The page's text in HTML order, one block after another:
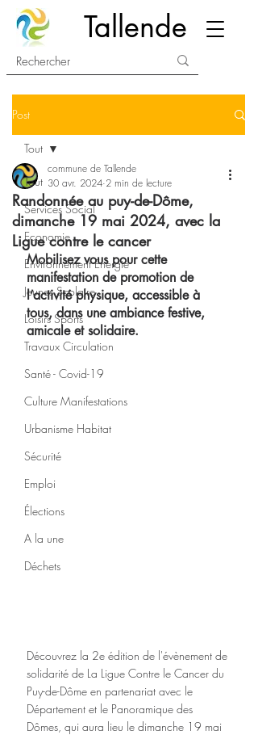
Tallende
Post
Tout
Services Social
Economie
Environnement Energie
Jeunes Scolaire
Loisirs Sports
Travaux Circulation
Santé - Covid-19
Culture Manifestations
Urbanisme Habitat
Sécurité
Emploi
Élections
A la une
Déchets
Tout
Randonnée au puy-de-Dôme,
dimanche 19 mai 2024, avec la
Ligue contre le cancer
commune de Tallende
30 avr. 2024 2 min de lecture
Mobilisez vous pour cette
manifestation de promotion de
l’activité physique, accessible à
tous, dans une ambiance festive,
amicale et solidaire.
Découvrez la 2e édition de l'évènement de
solidarité de La Ligue Contre le Cancer du
Puy-de-Dôme en partenariat avec le
Département et le Panoramique des
Dômes, qui aura lieu le dimanche 19 mai